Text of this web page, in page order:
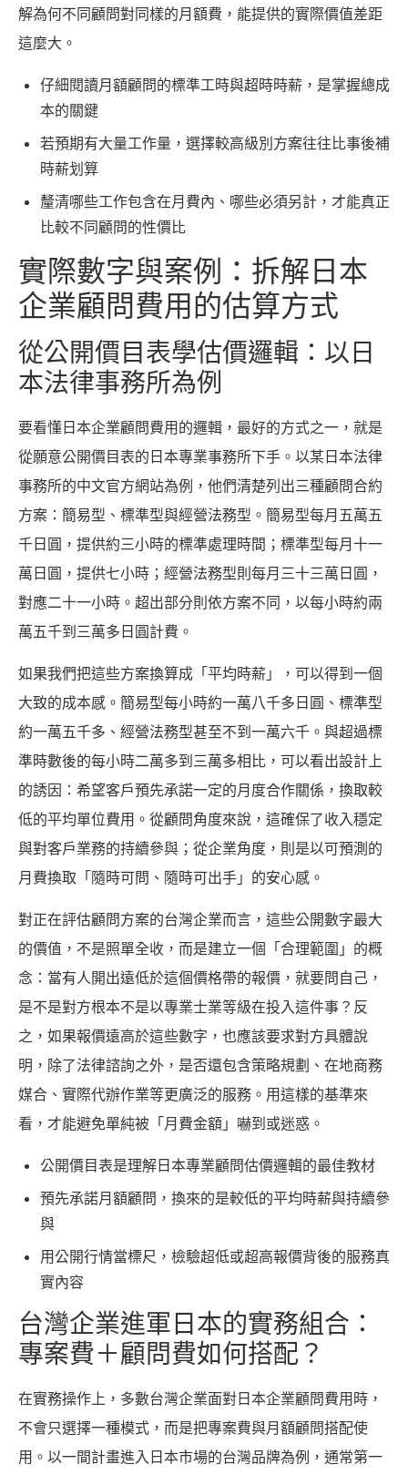
解為何不同顧問對同樣的月額費，能提供的實際價值差距
這麼大。
仔細閱讀月額顧問的標準工時與超時時薪，是掌握總成
本的關鍵
若預期有大量工作量，選擇較高級別方案往往比事後補
時薪划算
釐清哪些工作包含在月費內、哪些必須另計，才能真正
比較不同顧問的性價比
實際數字與案例：拆解日本
企業顧問費用的估算方式
從公開價目表學估價邏輯：以日
本法律事務所為例
要看懂日本企業顧問費用的邏輯，最好的方式之一，就是
從願意公開價目表的日本專業事務所下手。以某日本法律
事務所的中文官方網站為例，他們清楚列出三種顧問合約
方案：簡易型、標準型與經營法務型。簡易型每月五萬五
千日圓，提供約三小時的標準處理時間；標準型每月十一
萬日圓，提供七小時；經營法務型則每月三十三萬日圓，
對應二十一小時。超出部分則依方案不同，以每小時約兩
萬五千到三萬多日圓計費。
如果我們把這些方案換算成「平均時薪」，可以得到一個
大致的成本感。簡易型每小時約一萬八千多日圓、標準型
約一萬五千多、經營法務型甚至不到一萬六千。與超過標
準時數後的每小時二萬多到三萬多相比，可以看出設計上
的誘因：希望客戶預先承諾一定的月度合作關係，換取較
低的平均單位費用。從顧問角度來說，這確保了收入穩定
與對客戶業務的持續參與；從企業角度，則是以可預測的
月費換取「隨時可問、隨時可出手」的安心感。
對正在評估顧問方案的台灣企業而言，這些公開數字最大
的價值，不是照單全收，而是建立一個「合理範圍」的概
念：當有人開出遠低於這個價格帶的報價，就要問自己，
是不是對方根本不是以專業士業等級在投入這件事？反
之，如果報價遠高於這些數字，也應該要求對方具體說
明，除了法律諮詢之外，是否還包含策略規劃、在地商務
媒合、實際代辦作業等更廣泛的服務。用這樣的基準來
看，才能避免單純被「月費金額」嚇到或迷惑。
公開價目表是理解日本專業顧問估價邏輯的最佳教材
預先承諾月額顧問，換來的是較低的平均時薪與持續參
與
用公開行情當標尺，檢驗超低或超高報價背後的服務真
實內容
台灣企業進軍日本的實務組合：
專案費＋顧問費如何搭配？
在實務操作上，多數台灣企業面對日本企業顧問費用時，
不會只選擇一種模式，而是把專案費與月額顧問搭配使
用。以一間計畫進入日本市場的台灣品牌為例，通常第一